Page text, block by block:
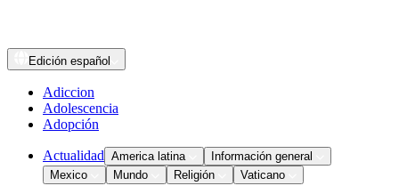
Edición español
Adiccion
Adolescencia
Adopción
Actualidad America latina
Información general
Mexico
Mundo Religión Vaticano